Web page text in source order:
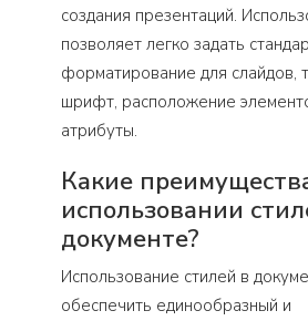
создания презентаций.
позволяет легко задать
форматирование для слайдов,
шрифт, расположение
атрибуты.
Какие
использовании
документе?
Использование стилей в
обеспечить единообразный и